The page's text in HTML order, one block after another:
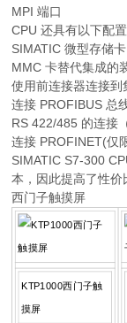
MPI 端口
CPU 还具有以下配置
SIMATIC 微型存储
MMC 卡替代集成的
使用前连接器连接到
连接 PROFIBUS 总
RS 422/485 的连接
连接 PROFINET(仅
SIMATIC S7-300
本，因此提高了性价
西门子触摸屏
KTP1000西门子触
摸屏